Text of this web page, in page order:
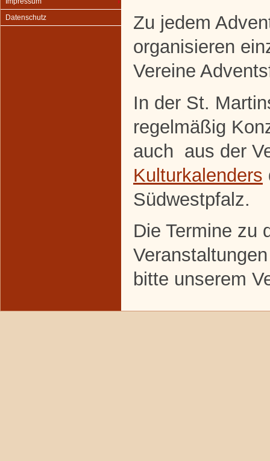
Datenschutz
Zu jedem
organisieren
Vereine
In der St.
regelmäßig
auch aus der
Kulturkalenders
Südwestpfalz.
Die Termine zu
bitte unserem